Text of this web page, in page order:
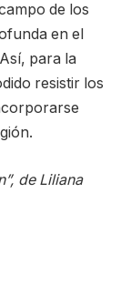
de los
en el
para la
resistir los
de Liliana